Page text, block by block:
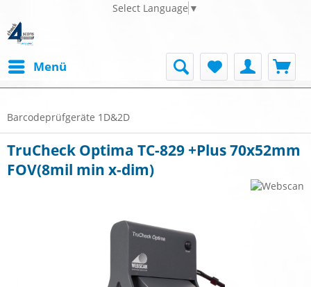
Select Language ▼
Menü
Barcodeprüfgeräte 1D&2D
TruCheck Optima TC-829 +Plus 70x52mm
FOV(8mil min x-dim)